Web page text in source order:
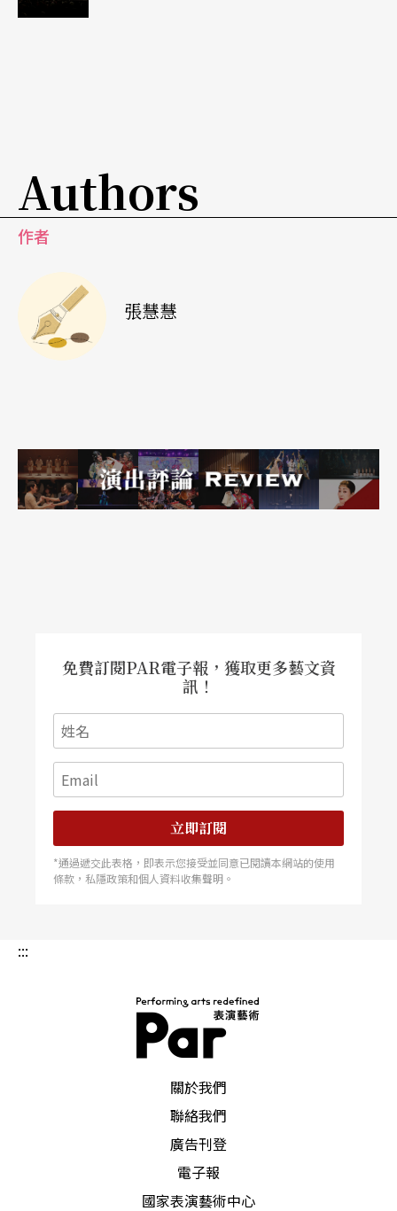
說，早在一九八七年，時年十三歲的少年舞者阿喀
的甘陀麗皇后（Gandari）為藍本的《靈知》
（2009）。
（Amba）與毗濕摩（Bheeshama）的故事——發
過一輩子獨身毒誓的毗濕摩王子為了弟弟，將已有
愛人的安巴公主拐到自己的國家，後來安巴獲得釋
身為復仇之神。
除了阿喀郎飾演毗濕摩外，台灣舞者簡晶瀅演出安
表演者們的憤怒、糾纏、等待、焚後重生、激烈的
爭鬥都適得其所，緊湊的敘事節奏、驚人的表演者
能量與全明星的製作團隊，讓英國《衛報》給出五
顆星的評價。
李六乙《被縛的普羅米修斯》重新審視英雄
香港團隊方面，也有不少值得期待的首演作品，如
梁基爵與蔡明亮首度跨媒介攜手創作的《一零》將
言1和0出發，重新審視科技、城市、人的情感與慾
二十面體，集結導演胡恩威、音樂設計許敖山、漫
畫家利志達、德國影像藝術家Tobias Gremmler，
作品重現將橫跨時空，重現維根斯坦語言邏輯世
眾多節目中特別值得一提的是，向來特立獨行的中
Authors
作者
張慧慧
免費訂閱PAR電子報，獲取更多藝文資
訊！
立即訂閱
*通過遞交此表格，即表示您接受並同意已閱讀本網站的使用
條款，私隱政策和個人資料收集聲明。
:::
關於我們
聯絡我們
廣告刊登
電子報
國家表演藝術中心